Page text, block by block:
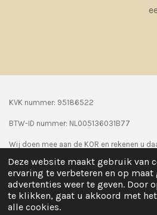
Deze website maakt gebruik van
ervaring te verbeteren en op maat
advertenties weer te geven. Door
te klikken, gaat u akkoord met
alle cookies.
KVK nummer: 95186522
BTW-ID nummer: NL005136031B77
Wij doen mee aan de KOR en rekenen u
© 2024 Seasonpaws